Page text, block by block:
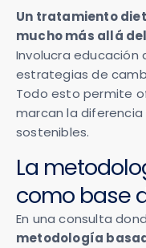
Un tratamiento
mucho más allá
Involucra educación
estrategias de
Todo esto permite
marcan la
sostenibles.
La
como base
En una consulta
metodología